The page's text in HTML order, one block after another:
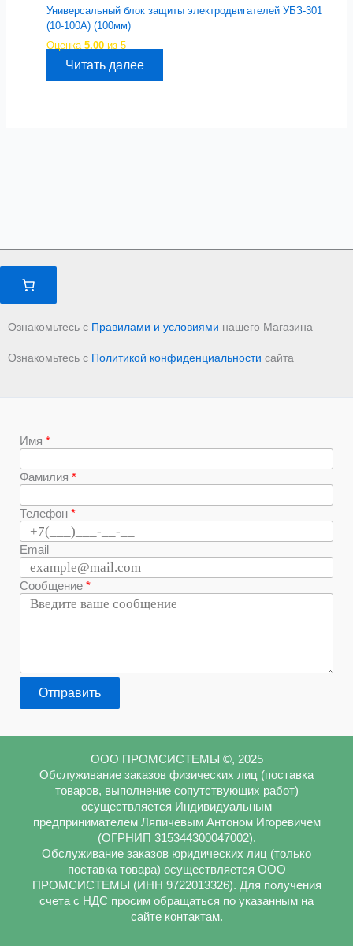
Универсальный блок защиты электродвигателей УБЗ-301
(10-100А) (100мм)
Оценка5.00 из 5
Читать далее
Ознакомьтесь с Правилами и условиями нашего Магазина
Ознакомьтесь с Политикой конфиденциальности сайта
Имя
Фамилия
Телефон
Email
Сообщение
Отправить
ООО ПРОМСИСТЕМЫ ©, 2025
Обслуживание заказов физических лиц (поставка
товаров, выполнение сопутствующих работ)
осуществляется Индивидуальным
предпринимателем Ляпичевым Антоном Игоревичем
(ОГРНИП 315344300047002).
Обслуживание заказов юридических лиц (только
поставка товара) осуществляется ООО
ПРОМСИСТЕМЫ (ИНН 9722013326). Для получения
счета с НДС просим обращаться по указанным на
сайте контактам.